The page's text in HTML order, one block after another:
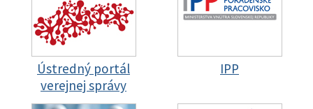
Ústredný portál
verejnej správy
IPP